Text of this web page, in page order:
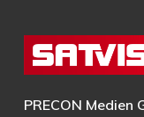
PRECON Medien